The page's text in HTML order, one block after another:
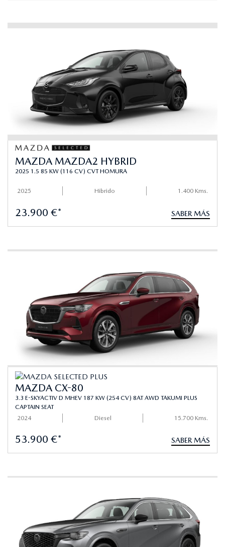
MAZDA MAZDA2 HYBRID
2025 1.5 85 KW (116 CV) CVT HOMURA
2025 Hibrido 1.400 Kms.
23.900 €* SABER MÁS
MAZDA CX-80
3.3 E-SKYACTIV D MHEV 187 KW (254 CV) 8AT AWD TAKUMI PLUS
CAPTAIN SEAT
2024
Diesel 15.700 Kms.
53.900 €* SABER MÁS